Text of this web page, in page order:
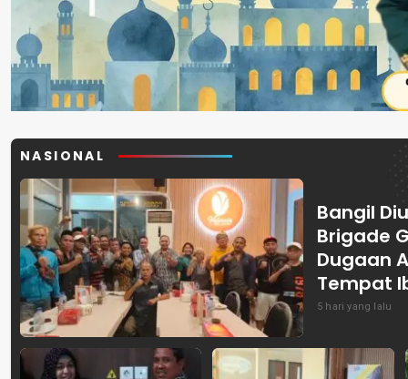
NASIONAL
Bangil
Brigade
Dugaan
Tempat
5 hari yang lalu